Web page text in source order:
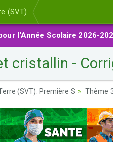
(SVT)
l'Année Scolaire 2026-
cristallin -
(SVT): Première S Thème